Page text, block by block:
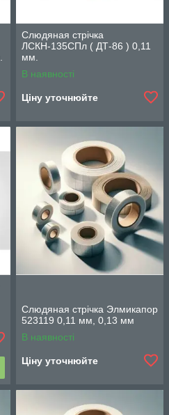
Слюдяная стрічка
ЛСКН-135СПл ( ДТ-86 ) 0,11
мм.
В наявності
Ціну уточнюйте
Слюдяная стрічка Элмикапор
523119 0,11 мм, 0,13 мм
В наявності
Ціну уточнюйте